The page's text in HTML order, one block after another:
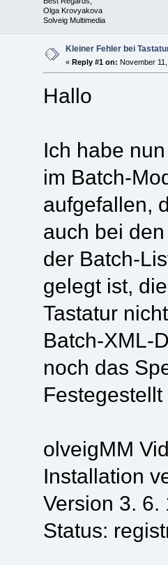
Olga Krovyakova
Solveig Multimedia
Kleiner Fehler bei
« Reply #1 on: November
Hallo
Ich habe
im Batch-
aufgefallen,
auch bei
der Batch-
gelegt ist,
Tastatur
Batch-XML-
noch das
olveigMM
Installation
Version 3. 6.
Status: